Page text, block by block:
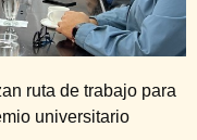
ruta de trabajo para
universitario